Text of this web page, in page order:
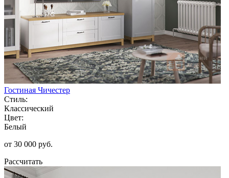
Гостиная Чичестер
Стиль:
Классический
Цвет:
Белый
от 30 000 руб.
Рассчитать